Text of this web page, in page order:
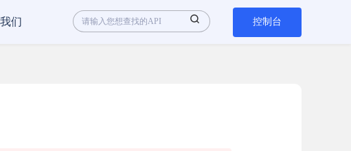
们 控制台